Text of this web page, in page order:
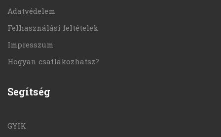
Adatvédelem
Felhasználási feltételek
Impresszum
Hogyan csatlakozhatsz?
Segítség
GYIK